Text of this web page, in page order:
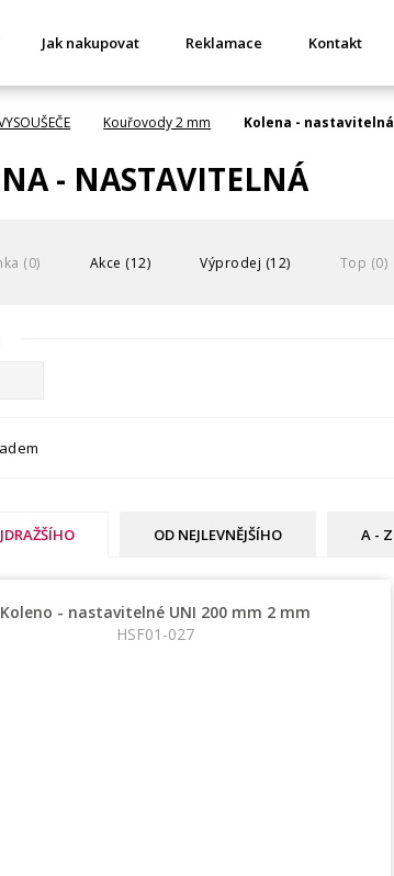
Jak nakupovat Reklamace Kontakt
Kouřovody 2 mm Kolena - nastavitelná
- NASTAVITELNÁ
(0) Akce (12) Výprodej (12) Top (0)
OD NEJLEVNĚJŠÍHO A - Z
Koleno - nastavitelné UNI 200 mm 2 mm
HSF01-027